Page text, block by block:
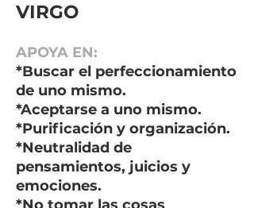
VIRGO
APOYA EN:
*Buscar el perfeccionamiento
de uno mismo.
*Aceptarse a uno mismo.
*Purificación y organización.
*Neutralidad de
pensamientos, juicios y
emociones.